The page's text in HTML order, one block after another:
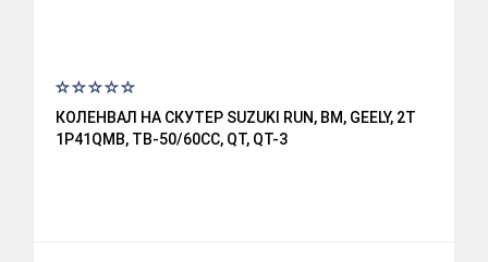
КОЛЕНВАЛ НА СКУТЕР SUZUKI RUN, BM, GEELY, 2T
1P41QMB, ТВ-50/60СС, QT, QT-3